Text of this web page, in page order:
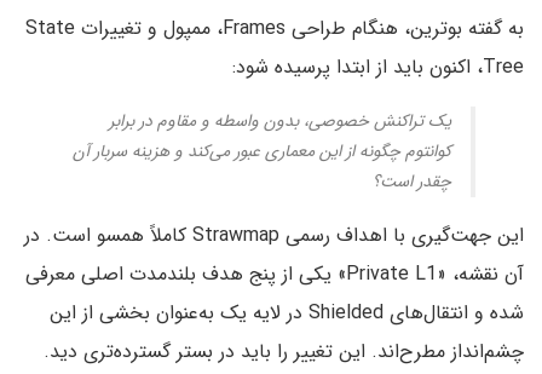
به گفته بوترین، هنگام طراحی Frames، ممپول و تغییرات State
Tree، اکنون باید از ابتدا پرسیده شود:
یک تراکنش خصوصی، بدون واسطه و مقاوم در برابر
کوانتوم چگونه از این معماری عبور می‌کند و هزینه سربار آن
چقدر است؟
این جهت‌گیری با اهداف رسمی Strawmap کاملاً همسو است. در
آن نقشه، «Private L1» یکی از پنج هدف بلندمدت اصلی معرفی
شده و انتقال‌های Shielded در لایه یک به‌عنوان بخشی از این
چشم‌انداز مطرح‌اند. این تغییر را باید در بستر گسترده‌تری دید.